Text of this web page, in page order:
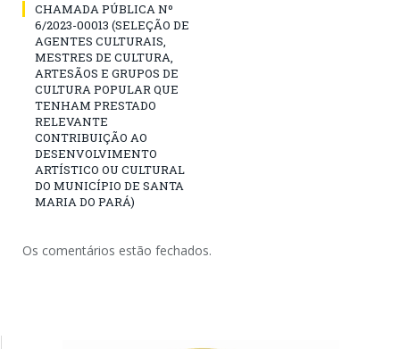
CHAMADA PÚBLICA Nº
6/2023-00013 (SELEÇÃO DE
AGENTES CULTURAIS,
MESTRES DE CULTURA,
ARTESÃOS E GRUPOS DE
CULTURA POPULAR QUE
TENHAM PRESTADO
RELEVANTE
CONTRIBUIÇÃO AO
DESENVOLVIMENTO
ARTÍSTICO OU CULTURAL
DO MUNICÍPIO DE SANTA
MARIA DO PARÁ)
Os comentários estão fechados.